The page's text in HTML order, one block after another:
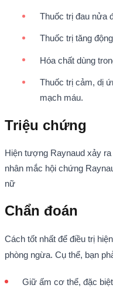
Thuốc trị đau nửa
Thuốc trị tăng
Hóa chất dùng
Thuốc trị cảm, dị
mạch máu.
Triệu chứng
Hiện tượng Raynaud xảy
nhân mắc hội chứng
nữ
Chẩn đoán
Cách tốt nhất để điều trị
phòng ngừa. Cụ thể, bạn
Giữ ấm cơ thể, đặc